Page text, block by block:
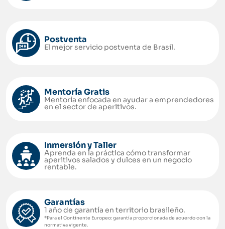
Postventa
El mejor servicio postventa de Brasil.
Mentoría Gratis
Mentoría enfocada en ayudar a emprendedores
en el sector de aperitivos.
Inmersión y Taller
Aprenda en la práctica cómo transformar
aperitivos salados y dulces en un negocio
rentable.
Garantías
1 año de garantía en territorio brasileño.
*Para el Continente Europeo: garantía proporcionada de acuerdo con la
normativa vigente.